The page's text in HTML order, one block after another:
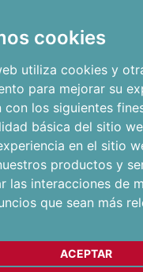
cookies
utiliza cookies y
para mejorar su
con los siguientes
básica del sitio
en el sitio
productos y
las interacciones de
que sean más
ACEPTAR